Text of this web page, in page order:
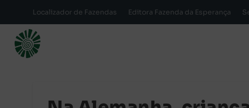
Localizador de Fazendas Editora Fazenda da Esperança